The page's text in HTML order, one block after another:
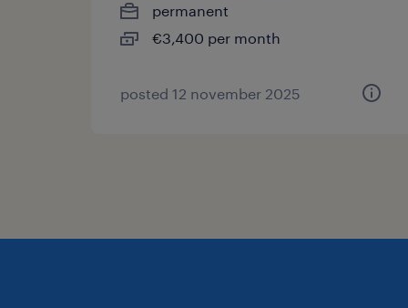
permanent
€3,400 per month
posted 12 november 2025